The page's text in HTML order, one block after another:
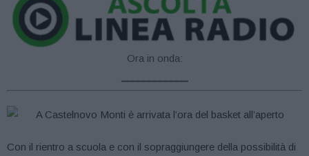
Ora in onda:
Con il rientro a scuola e con il sopraggiungere della possibilità di